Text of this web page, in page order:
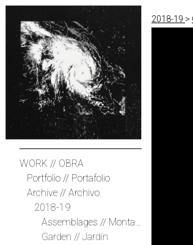
WORK // OBRA
Portfolio // Portafolio
Archive // Archivo
2018-19
Assemblages // Montajes
Garden // Jardín
2018-19 >